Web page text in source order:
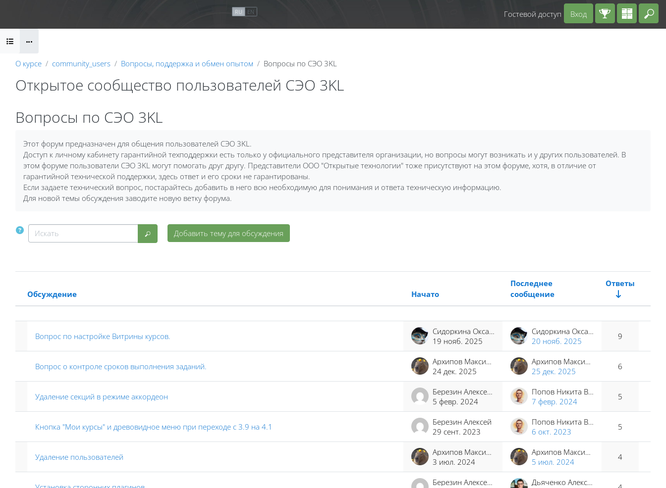
RU EN Гостевой доступ Вход
Блоки
О курсе community_users Вопросы, поддержка и обмен опытом Вопросы по СЭО 3KL
Открытое сообщество пользователей СЭО 3KL
Блоки
Вопросы по СЭО 3KL
Этот форум предназначен для общения пользователей СЭО 3KL.
Доступ к личному кабинету гарантийной техподдержки есть только у официального представителя организации, но вопросы могут возникать и у других пользователей. В
этом форуме пользователи СЭО 3KL могут помогать друг другу. Представители ООО "Открытые технологии" тоже присутствуют на этом форуме, хотя, в отличие от
гарантийной технической поддержки, здесь ответ и его сроки не гарантированы.
Если задаете технический вопрос, постарайтесь добавить в него всю необходимую для понимания и ответа техническую информацию.
Для новой темы обсуждения заводите новую ветку форума.
Искать
Искать
Добавить тему для обсуждения
Статус
Обсуждение Начато
Последнее
сообщение
Ответы
Вопрос по настройке Витрины курсов.
Сидоркина Оксана Сергеевна
19 нояб. 2025
Сидоркина Оксана Сергеевна
20 нояб. 2025
9
Вопрос о контроле сроков выполнения заданий.
Архипов Максим Сергеевич
24 дек. 2025
Архипов Максим Сергеевич
25 дек. 2025
6
Удаление секций в режиме аккордеон
Березин Алексей Юрьевич
5 февр. 2024
Попов Никита Владимирович
7 февр. 2024
5
Кнопка "Мои курсы" и древовидное меню при переходе с 3.9 на 4.1
Березин Алексей
29 сент. 2023
Попов Никита Владимирович
6 окт. 2023
5
Удаление пользователей
Архипов Максим Сергеевич
3 июл. 2024
Архипов Максим Сергеевич
5 июл. 2024
4
Березин Алексей Юрьевич
Дьяченко Алексей Владимирович